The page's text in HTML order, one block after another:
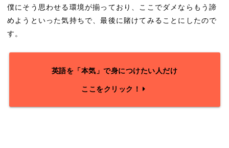
僕にそう思わせる環境が揃っており、ここでダメならもう諦
めようといった気持ちで、最後に賭けてみることにしたので
す。
英語を「本気」で身につけたい人だけ
ここをクリック！